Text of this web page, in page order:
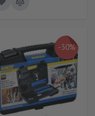
-30%